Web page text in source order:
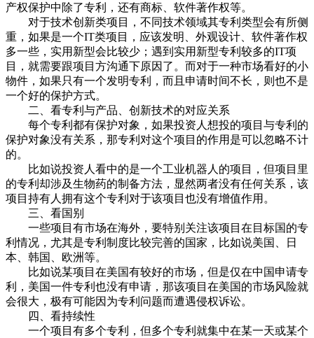
产权保护中除了专利，还有商标、软件著作权等。
对于技术创新类项目，不同技术领域其专利类型会有所侧
重，如果是一个IT类项目，应该发明、外观设计、软件著作权
多一些，实用新型会比较少；遇到实用新型专利较多的IT项
目，就需要跟项目方沟通下原因了。而对于一种市场看好的小
物件，如果只有一个发明专利，而且申请时间不长，则也不是
一个好的保护方式。
二、看专利与产品、创新技术的对应关系
每个专利都有保护对象，如果投资人想投的项目与专利的
保护对象没有关系，那专利对这个项目的作用是可以忽略不计
的。
比如说投资人看中的是一个工业机器人的项目，但项目里
的专利却涉及生物药的制备方法，显然两者没有任何关系，该
项目持有人拥有这个专利对于该项目也没有增值作用。
三、看国别
一些项目有市场在海外，要特别关注该项目在目标国的专
利情况，尤其是专利制度比较完善的国家，比如说美国、日
本、韩国、欧洲等。
比如说某项目在美国有较好的市场，但是仅在中国申请专
利，美国一件专利也没有申请，那该项目在美国的市场风险就
会很大，极有可能因为专利问题而遭遇侵权诉讼。
四、看持续性
一个项目有多个专利，但多个专利就集中在某一天或某个